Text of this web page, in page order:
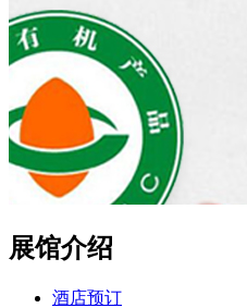
展馆介绍
酒店预订